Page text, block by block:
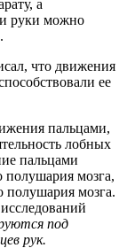
а
руки можно
что движения
ее
пальцами,
лобных
пальцами
полушария мозга,
полушария мозга.
под
рук.